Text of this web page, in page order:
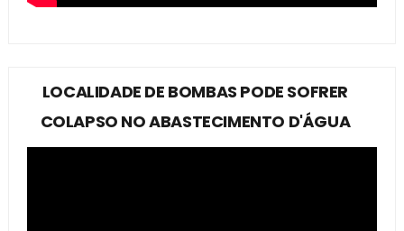
LOCALIDADE DE BOMBAS PODE SOFRER
COLAPSO NO ABASTECIMENTO D'ÁGUA